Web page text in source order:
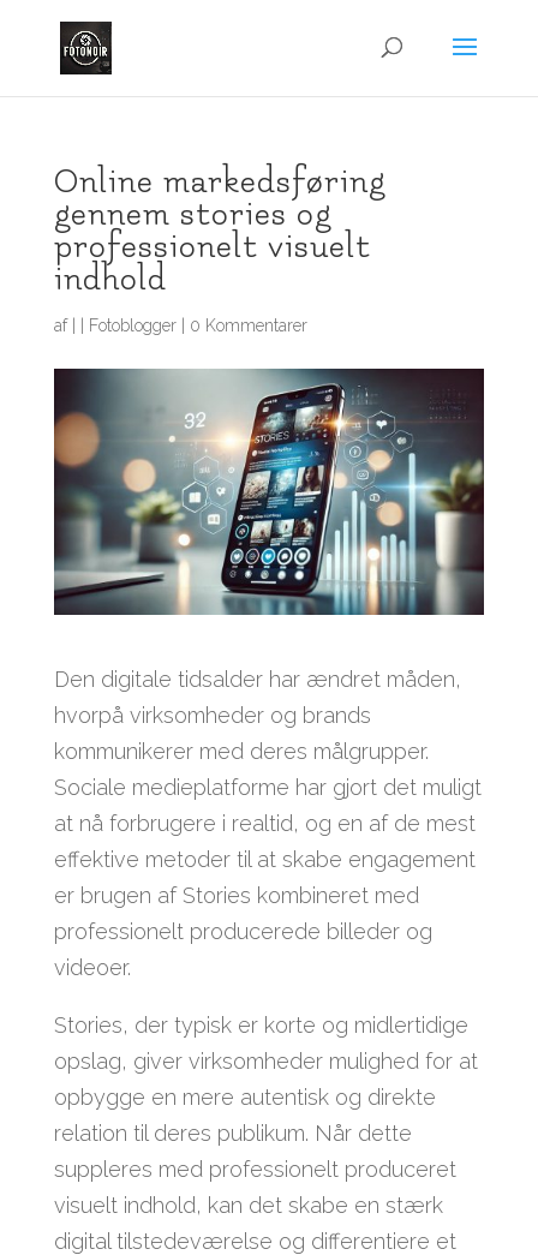
Online markedsføring
gennem stories og
professionelt visuelt
indhold
af Fotoblogger| 0 Kommentarer
Den digitale tidsalder har ændret måden,
hvorpå virksomheder og brands
kommunikerer med deres målgrupper.
Sociale medieplatforme har gjort det muligt
at nå forbrugere i realtid, og en af de mest
effektive metoder til at skabe engagement
er brugen af Stories kombineret med
professionelt producerede billeder og
videoer.
Stories, der typisk er korte og midlertidige
opslag, giver virksomheder mulighed for at
opbygge en mere autentisk og direkte
relation til deres publikum. Når dette
suppleres med professionelt produceret
visuelt indhold, kan det skabe en stærk
digital tilstedeværelse og differentiere et